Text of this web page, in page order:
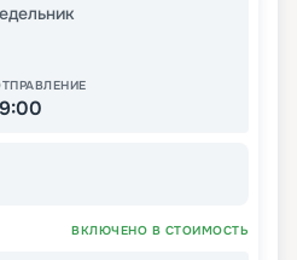
ВКЛЮЧЕНО В СТОИМОСТЬ